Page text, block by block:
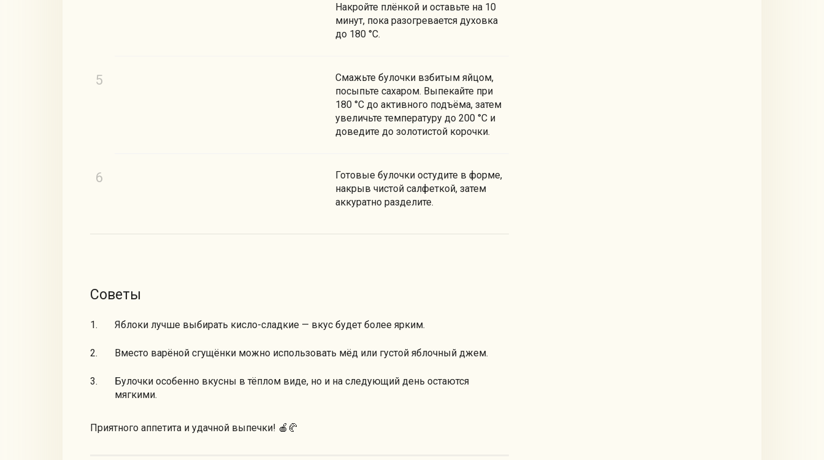
Накройте плёнкой и оставьте на 10
минут, пока разогревается духовка
до 180 °C.
Смажьте булочки взбитым яйцом,
посыпьте сахаром. Выпекайте при
180 °C до активного подъёма, затем
увеличьте температуру до 200 °C и
доведите до золотистой корочки.
Готовые булочки остудите в форме,
накрыв чистой салфеткой, затем
аккуратно разделите.
Советы
Яблоки лучше выбирать кисло-сладкие — вкус будет более ярким.
Вместо варёной сгущёнки можно использовать мёд или густой яблочный джем.
Булочки особенно вкусны в тёплом виде, но и на следующий день остаются
мягкими.
Приятного аппетита и удачной выпечки! 🍎🥐